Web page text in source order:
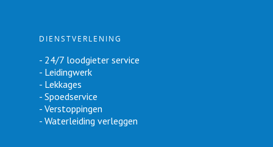
DIENSTVERLENING
- 24/7 loodgieter service
- Leidingwerk
- Lekkages
- Spoedservice
- Verstoppingen
- Waterleiding verleggen